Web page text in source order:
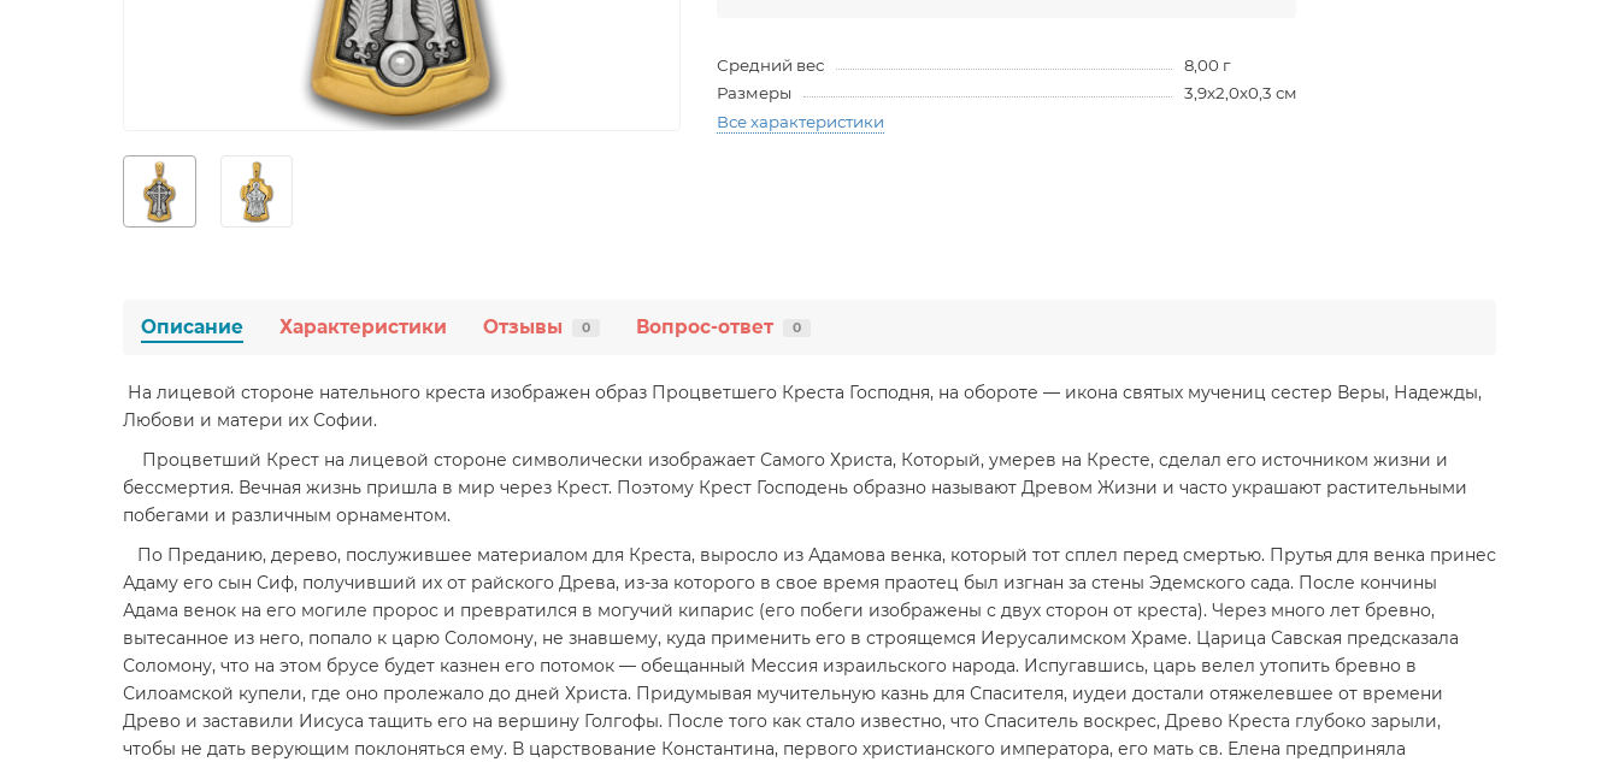
Средний вес
8,00 г
Размеры
3,9х2,0х0,3 см
Все характеристики
Описание Характеристики Отзывы 0 Вопрос-ответ 0
На лицевой стороне нательного креста изображен образ Процветшего Креста Господня, на обороте — икона святых мучениц сестер Веры, Надежды,
Любови и матери их Софии.
Процветший Крест на лицевой стороне символически изображает Самого Христа, Который, умерев на Кресте, сделал его источником жизни и
бессмертия. Вечная жизнь пришла в мир через Крест. Поэтому Крест Господень образно называют Древом Жизни и часто украшают растительными
побегами и различным орнаментом.
По Преданию, дерево, послужившее материалом для Креста, выросло из Адамова венка, который тот сплел перед смертью. Прутья для венка принес
Адаму его сын Сиф, получивший их от райского Древа, из-за которого в свое время праотец был изгнан за стены Эдемского сада. После кончины
Адама венок на его могиле пророс и превратился в могучий кипарис (его побеги изображены с двух сторон от креста). Через много лет бревно,
вытесанное из него, попало к царю Соломону, не знавшему, куда применить его в строящемся Иерусалимском Храме. Царица Савская предсказала
Соломону, что на этом брусе будет казнен его потомок — обещанный Мессия израильского народа. Испугавшись, царь велел утопить бревно в
Силоамской купели, где оно пролежало до дней Христа. Придумывая мучительную казнь для Спасителя, иудеи достали отяжелевшее от времени
Древо и заставили Иисуса тащить его на вершину Голгофы. После того как стало известно, что Спаситель воскрес, Древо Креста глубоко зарыли,
чтобы не дать верующим поклоняться ему. В царст­вование Константина, первого христианского императора, его мать св. Елена предприняла